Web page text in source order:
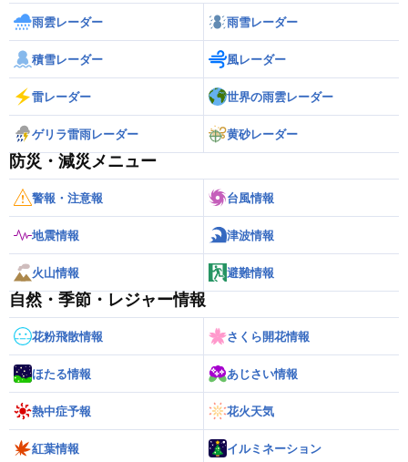
雨雲レーダー 雨雪レーダー
積雪レーダー 風レーダー
雷レーダー 世界の雨雲レーダー
ゲリラ雷雨レーダー 黄砂レーダー
防災・減災メニュー
警報・注意報 台風情報
地震情報 津波情報
火山情報 避難情報
自然・季節・レジャー情報
花粉飛散情報 さくら開花情報
ほたる情報 あじさい情報
熱中症予報 花火天気
紅葉情報 イルミネーション